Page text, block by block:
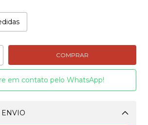
em contato pelo WhatsApp!